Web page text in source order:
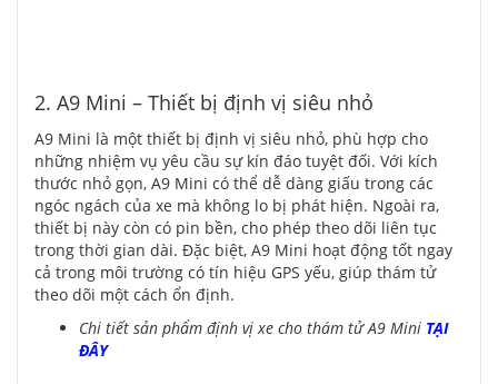
2. A9 Mini – Thiết bị định vị siêu nhỏ
A9 Mini là một thiết bị định vị siêu nhỏ, phù hợp cho
những nhiệm vụ yêu cầu sự kín đáo tuyệt đối. Với kích
thước nhỏ gọn, A9 Mini có thể dễ dàng giấu trong các
ngóc ngách của xe mà không lo bị phát hiện. Ngoài ra,
thiết bị này còn có pin bền, cho phép theo dõi liên tục
trong thời gian dài. Đặc biệt, A9 Mini hoạt động tốt ngay
cả trong môi trường có tín hiệu GPS yếu, giúp thám tử
theo dõi một cách ổn định.
Chi tiết sản phẩm định vị xe cho thám tử A9 Mini TẠI
ĐÂY